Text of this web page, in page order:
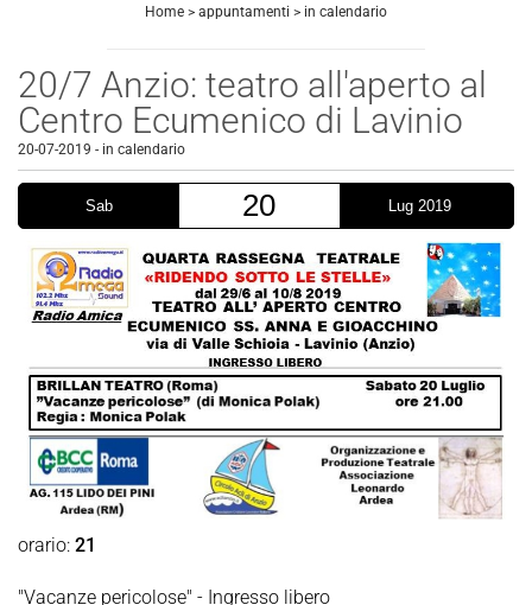
Home > appuntamenti > in calendario
20/7 Anzio: teatro all'aperto al
Centro Ecumenico di Lavinio
20-07-2019 - in calendario
Sab 20 Lug 2019
orario: 21
"Vacanze pericolose" - Ingresso libero